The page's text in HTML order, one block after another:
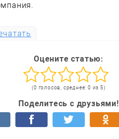
Оцените статью:
(0 голосов, среднее: 0 из 5)
Поделитесь с друзьями!